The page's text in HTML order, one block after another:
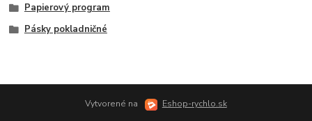
Papierový program
Pásky pokladničné
Vytvorené na Eshop-rychlo.sk